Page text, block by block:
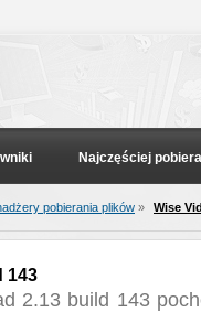
Najczęściej
pobierania plików » Wise
143
2.13 build 143